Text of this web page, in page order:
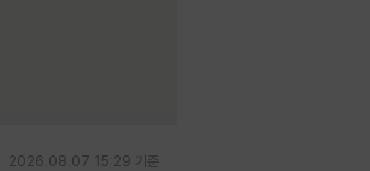
2026.08.07 15:29 기준